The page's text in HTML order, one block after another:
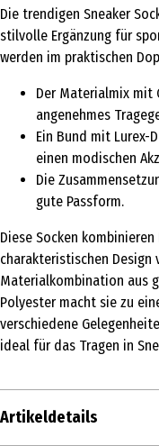
Die trendigen Sneaker
stilvolle Ergänzung für
werden im praktischen
Der Materialmix mit
angenehmes
Ein Bund mit
einen modischen
Die
gute Passform.
Diese Socken
charakteristischen Design
Materialkombination aus
Polyester macht sie zu
verschiedene
ideal für das Tragen in
Artikeldetails